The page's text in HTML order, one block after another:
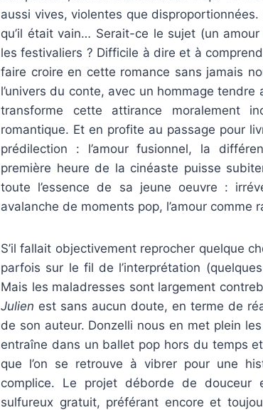
aussi vives, violentes que
qu’il était vain… Serait-ce le sujet (un
les festivaliers ? Difficile à dire et à
faire croire en cette romance sans jamais
l’univers du conte, avec un hommage
transforme cette attirance moralement
romantique. Et en profite au passage pour
prédilection : l’amour fusionnel, la
première heure de la cinéaste puisse
toute l’essence de sa jeune oeuvre :
avalanche de moments pop, l’amour
S’il fallait objectivement reprocher quelque
parfois sur le fil de l’interprétation
Mais les maladresses sont largement
Julien est sans aucun doute, en terme de
de son auteur. Donzelli nous en met plein
entraîne dans un ballet pop hors du temps
que l’on se retrouve à vibrer pour une
complice. Le projet déborde de
sulfureux gratuit, préférant encore et